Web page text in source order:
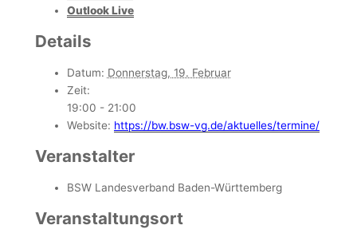
Outlook Live
Details
Datum: Donnerstag, 19. Februar
Zeit:
19:00 - 21:00
Website: https://bw.bsw-vg.de/aktuelles/termine/
Veranstalter
BSW Landesverband Baden-Württemberg
Veranstaltungsort